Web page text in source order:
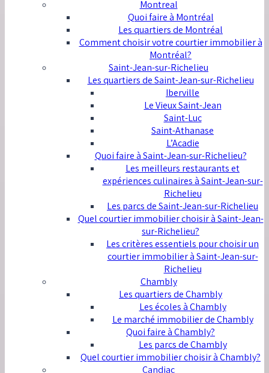
Montreal
Quoi faire à Montréal
Les quartiers de Montréal
Comment choisir votre courtier immobilier à
Montréal?
Saint-Jean-sur-Richelieu
Les quartiers de Saint-Jean-sur-Richelieu
Iberville
Le Vieux Saint-Jean
Saint-Luc
Saint-Athanase
L’Acadie
Quoi faire à Saint-Jean-sur-Richelieu?
Les meilleurs restaurants et
expériences culinaires à Saint-Jean-sur-
Richelieu
Les parcs de Saint-Jean-sur-Richelieu
Quel courtier immobilier choisir à Saint-Jean-
sur-Richelieu?
Les critères essentiels pour choisir un
courtier immobilier à Saint-Jean-sur-
Richelieu
Chambly
Les quartiers de Chambly
Les écoles à Chambly
Le marché immobilier de Chambly
Quoi faire à Chambly?
Les parcs de Chambly
Quel courtier immobilier choisir à Chambly?
Candiac